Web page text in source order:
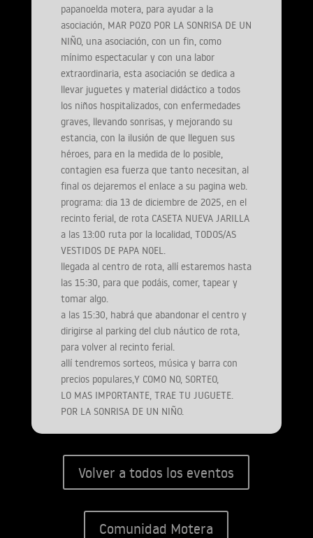
papanoelda motera, para ayudar a la
asociación, MAR POZO POR LA SONRISA DE UN
NIÑO, una asociación, con un fin, como
mínimo espectacular y con una labor
extraordinaria, esta asociación se dedica a
llevar juguetes y material didáctico a todos
los niños hospitalizados, con enfermedades
graves, llevando sonrisas, y mejorando su
estancia, con la ilusión de que lleguen sus
héroes, para en la medida de lo posible,
contagien esa fuerza que tanto necesitan, al
final os dejaremos el enlace a su pagina web.
programa: dia 13 de diciembre de 2025, en el
recinto ferial, de rota CASETA NUEVA JARILLA
a las 13:00 ruta por la localidad, TODOS/AS
VESTIDOS DE PAPA NOEL.
llegada al centro de rota, allí estaremos hasta
las 15:30, para que podáis, comer, tapear y
tomar algo.
a las 15:30, habrá que abandonar el centro y
dirigirse al parking del club náutico de rota,
para volver al recinto ferial.
allí tendremos sorteos, música y barra con
precios populares,Y COMO NO, SORTEO,
LO MAS IMPORTANTE, TRAE TU JUGUETE.
POR LA SONRISA DE UN NIÑO.
Volver a todos los eventos
Comunidad Motera